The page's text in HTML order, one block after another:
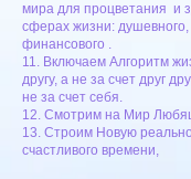
мира для процветания и
сферах жизни:
финансового .
11. Включаем Алгоритм
другу, а не за счет друг
не за счет себя.
12. Смотрим на Мир
13. Строим Новую
счастливого времени,